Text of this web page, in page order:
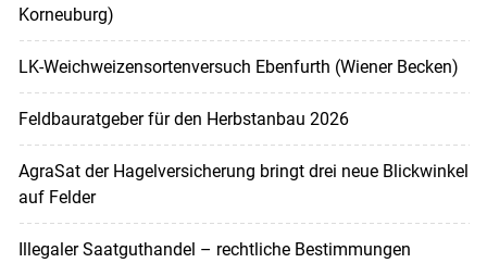
Korneuburg)
LK-Weichweizensortenversuch Ebenfurth (Wiener Becken)
Feldbauratgeber für den Herbstanbau 2026
AgraSat der Hagelversicherung bringt drei neue Blickwinkel
auf Felder
Illegaler Saatguthandel – rechtliche Bestimmungen